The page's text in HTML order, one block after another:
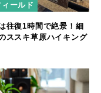
ールド
往復1時間で絶景！細
ススキ草原ハイキング